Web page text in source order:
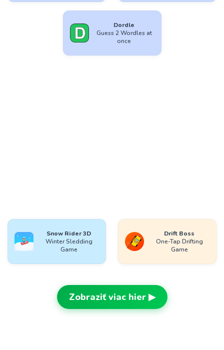
Dordle
Guess 2 Wordles at
once
Snow Rider 3D
Winter Sledding
Game
Drift Boss
One-Tap Drifting
Game
Zobraziť viac hier ▶